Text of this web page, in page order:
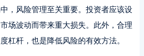
，风险管理至关重要。投资者应该设
场波动而带来重大损失。此外，合理
杠杆，也是降低风险的有效方法。